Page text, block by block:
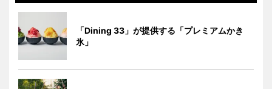
「Dining 33」が提供する「プレミアムかき
氷」